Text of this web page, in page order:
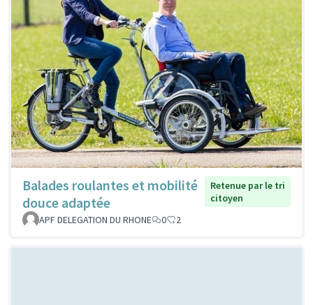
Balades roulantes et mobilité
douce adaptée
Retenue par le tri
citoyen
APF DELEGATION DU RHONE
0 2